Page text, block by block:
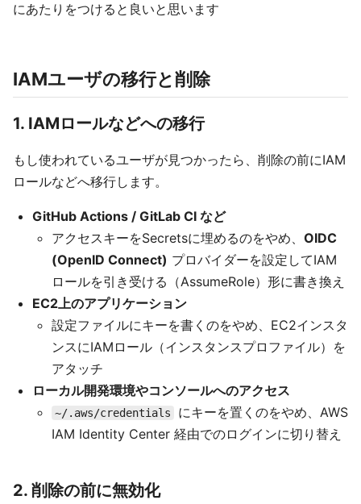
にあたりをつけると良いと思います
IAMユーザの移行と削除
1. IAMロールなどへの移行
もし使われているユーザが見つかったら、削除の前にIAM
ロールなどへ移行します。
GitHub Actions / GitLab CI など
アクセスキーをSecretsに埋めるのをやめ、 OIDC
(OpenID Connect) プロバイダーを設定してIAM
ロールを引き受ける（AssumeRole）形に書き換え
EC2上のアプリケーション
設定ファイルにキーを書くのをやめ、EC2インスタ
ンスにIAMロール（インスタンスプロファイル）を
アタッチ
ローカル開発環境やコンソールへのアクセス
~/.aws/credentials
にキーを置くのをやめ、AWS
IAM Identity Center 経由でのログインに切り替え
2. 削除の前に無効化